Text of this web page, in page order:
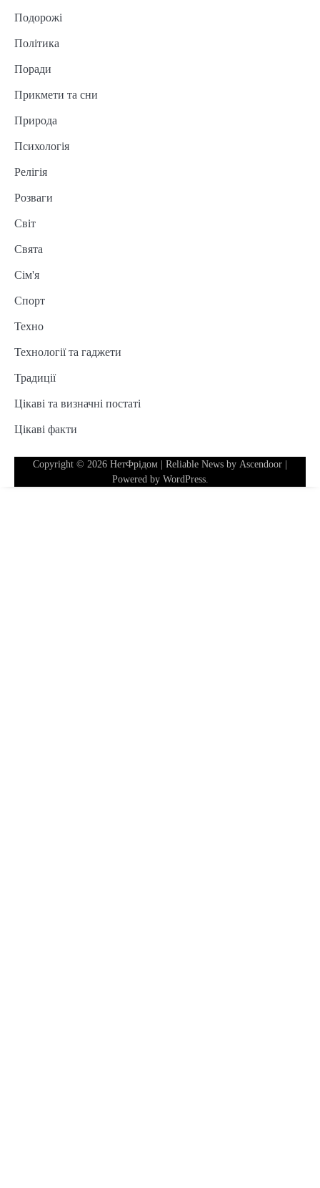
Подорожі
Політика
Поради
Прикмети та сни
Природа
Психологія
Релігія
Розваги
Світ
Свята
Сім'я
Спорт
Техно
Технології та гаджети
Традиції
Цікаві та визначні постаті
Цікаві факти
Copyright © 2026 НетФрідом | Reliable News by Ascendoor
Powered by WordPress.